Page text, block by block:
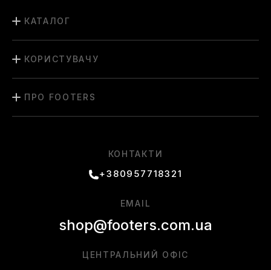
КАТАЛОГ
КОРИСТУВАЧУ
ПРО FOOTERS
КОНТАКТИ
+380957718321
ЦЕНТРАЛЬНИЙ ОФІС
EMAIL
shop@footers.com.ua